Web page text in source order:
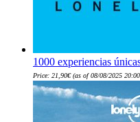
1000 experiencias
Price: 21,90€(as of 08/08/2025 20:00